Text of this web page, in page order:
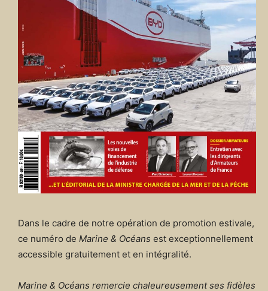
Dans le cadre de notre opération de promotion estivale,
ce numéro de Marine & Océans est exceptionnellement
accessible gratuitement et en intégralité.
Marine & Océans remercie chaleureusement ses fidèles